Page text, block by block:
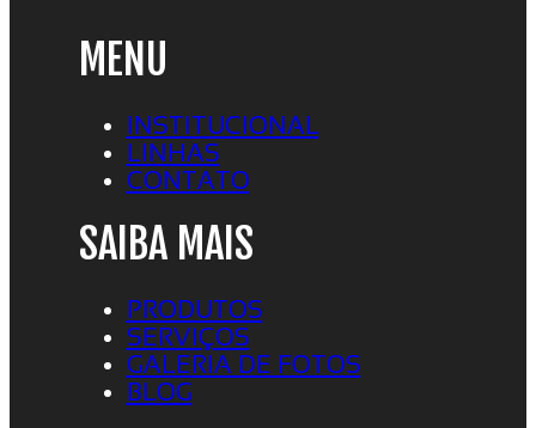
MENU
INSTITUCIONAL
LINHAS
CONTATO
SAIBA MAIS
PRODUTOS
SERVIÇOS
GALERIA DE FOTOS
BLOG